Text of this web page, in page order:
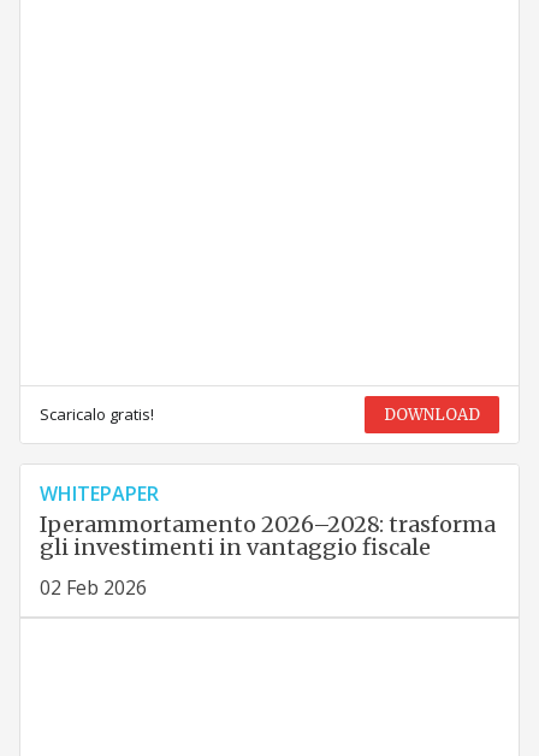
Scaricalo gratis! DOWNLOAD
WHITEPAPER
Iperammortamento 2026–2028: trasforma
gli investimenti in vantaggio fiscale
02 Feb 2026